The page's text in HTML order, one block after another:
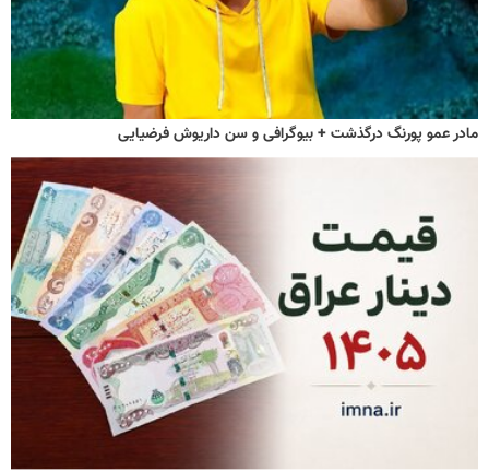
مادر عمو پورنگ درگذشت + بیوگرافی و سن داریوش فرضیایی